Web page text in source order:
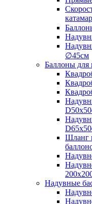
∅45см
Баллоны для
Шланг
Надувные